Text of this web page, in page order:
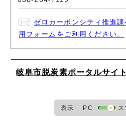
ゼロカーボンシティ推進
用フォームをご利用ください。
岐阜市脱炭素ポータルサイト
表示 PC ス